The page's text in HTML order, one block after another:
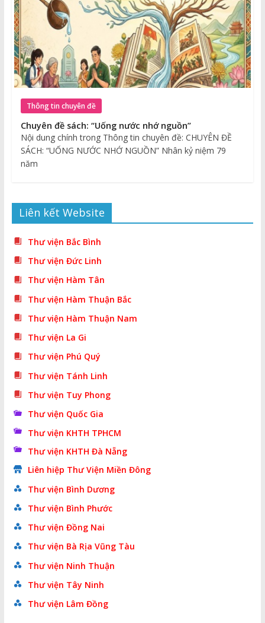
Thông tin chuyên đề
Chuyên đề sách: “Uống nước nhớ nguồn”
Nội dung chính trong Thông tin chuyên đề: CHUYÊN ĐỀ
SÁCH: “UỐNG NƯỚC NHỚ NGUỒN” Nhân kỷ niệm 79
năm
Liên kết Website
Thư viện Bắc Bình
Thư viện Đức Linh
Thư viện Hàm Tân
Thư viện Hàm Thuận Bắc
Thư viện Hàm Thuận Nam
Thư viện La Gi
Thư viện Phú Quý
Thư viện Tánh Linh
Thư viện Tuy Phong
Thư viện Quốc Gia
Thư viện KHTH TPHCM
Thư viện KHTH Đà Nẵng
Liên hiệp Thư Viện Miền Đông
Thư viện Bình Dương
Thư viện Bình Phước
Thư viện Đồng Nai
Thư viện Bà Rịa Vũng Tàu
Thư viện Ninh Thuận
Thư viện Tây Ninh
Thư viện Lâm Đồng